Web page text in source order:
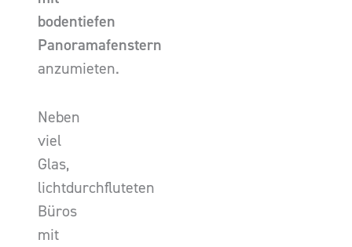
bodentiefen
Panoramafenstern
anzumieten.
Neben
viel
Glas,
lichtdurchfluteten
Büros
mit